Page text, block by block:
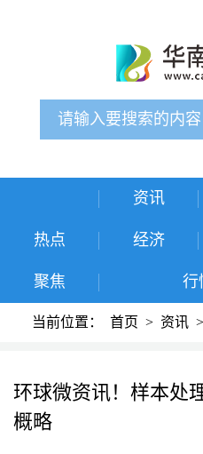
资讯
热点 经济
聚焦 行
当前位置： 首页 > 资讯 >
环球微资讯！样本处
概略